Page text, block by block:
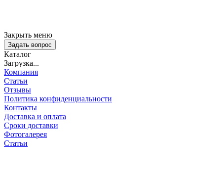
Закрыть меню
Задать вопрос
Каталог
Загрузка...
Компания
Статьи
Отзывы
Политика конфиденциальности
Контакты
Доставка и оплата
Сроки доставки
Фотогалерея
Статьи